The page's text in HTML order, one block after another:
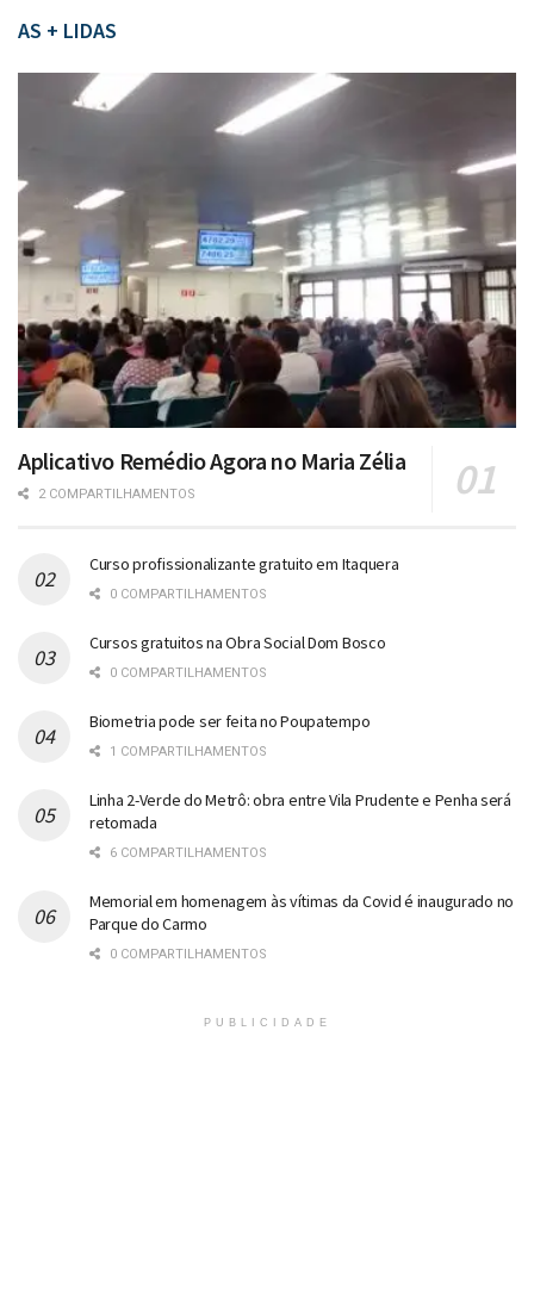
AS + LIDAS
Aplicativo Remédio Agora no Maria Zélia
2 COMPARTILHAMENTOS
Curso profissionalizante gratuito em Itaquera
0 COMPARTILHAMENTOS
Cursos gratuitos na Obra Social Dom Bosco
0 COMPARTILHAMENTOS
Biometria pode ser feita no Poupatempo
1 COMPARTILHAMENTOS
Linha 2-Verde do Metrô: obra entre Vila Prudente e Penha será
retomada
6 COMPARTILHAMENTOS
Memorial em homenagem às vítimas da Covid é inaugurado no
Parque do Carmo
0 COMPARTILHAMENTOS
PUBLICIDADE